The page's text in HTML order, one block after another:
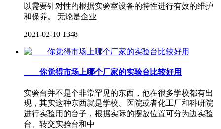
以需要针对性的根据实验室设备的特性进行有效的维护
和保养。 无论是企业
2021-02-10 1348
你觉得市场上哪个厂家的实验台比较好用
实验台并不是个非常罕见的东西，他在很多学校都有出
现，其实这种东西就是学校、医院或者化工厂和科研院
进行实验用的台子，根据实际的摆放位置可分为边实验
台、转交实验台和中